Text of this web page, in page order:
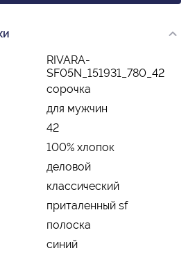
RIVARA-
SF05N_151931_780_42
сорочка
для мужчин
42
100% хлопок
деловой
классический
приталенный sf
полоска
синий